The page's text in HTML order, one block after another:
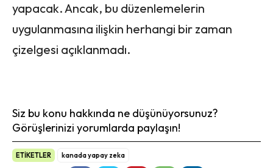
yapacak. Ancak, bu düzenlemelerin
uygulanmasına ilişkin herhangi bir zaman
çizelgesi açıklanmadı.
Siz bu konu hakkında ne düşünüyorsunuz?
Görüşlerinizi yorumlarda paylaşın!
ETİKETLER kanada yapay zeka